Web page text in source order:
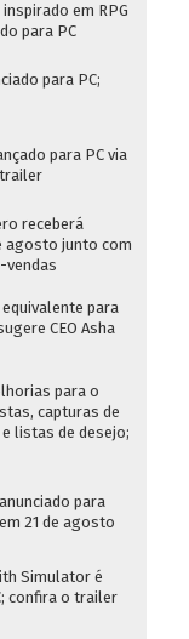
em RPG
para PC
para PC;
para PC via
receberá
agosto junto com
vendas
para
CEO Asha
para o
capturas de
listas de desejo;
para
21 de agosto
Simulator é
confira o trailer